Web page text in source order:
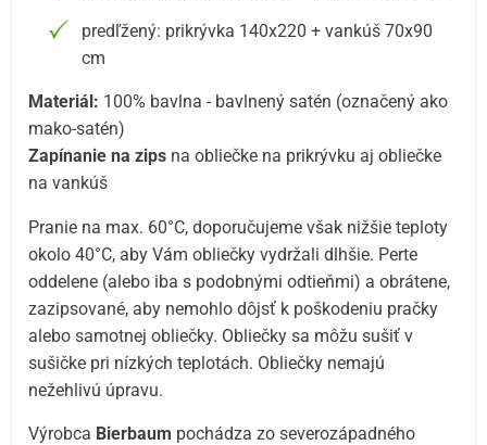
predľžený: prikrývka 140x220 + vankúš 70x90
cm
Materiál: 100% bavlna - bavlnený satén (označený ako
mako-satén)
Zapínanie na zips na obliečke na prikrývku aj obliečke
na vankúš
Pranie na max. 60°C, doporučujeme však nižšie teploty
okolo 40°C, aby Vám obliečky vydržali dlhšie. Perte
oddelene (alebo iba s podobnými odtieňmi) a obrátene,
zazipsované, aby nemohlo dôjsť k poškodeniu pračky
alebo samotnej obliečky. Obliečky sa môžu sušiť v
sušičke pri nízkých teplotách. Obliečky nemajú
nežehlivú úpravu.
Výrobca Bierbaum pochádza zo severozápadného